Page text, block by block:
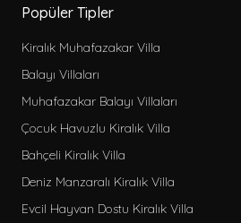
Popüler Tipler
Kiralık Muhafazakar Villa
Balayı Villaları
Muhafazakar Balayı Villaları
Çocuk Havuzlu Kiralık Villa
Bahçeli Kiralık Villa
Deniz Manzaralı Kiralık Villa
Evcil Hayvan Dostu Kiralık Villa